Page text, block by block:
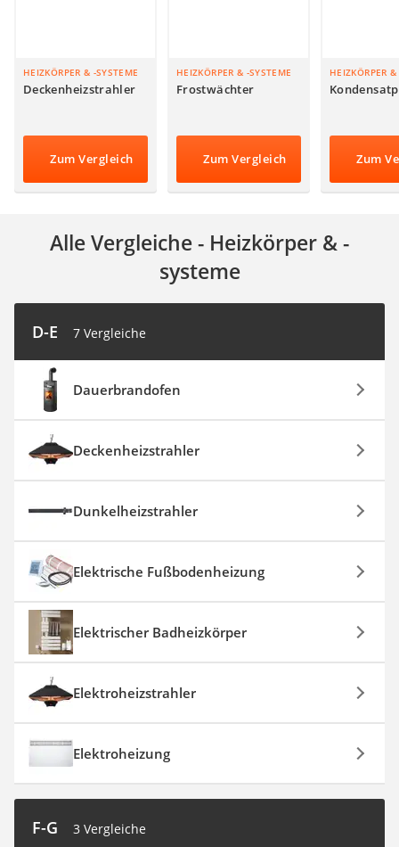
Video-Türsprechanlage
HEIZKÖRPER & -SYSTEME
Deckenheizstrahler
Zum Vergleich
HEIZKÖRPER & -SYSTEME
Frostwächter
Zum Vergleich
HEIZKÖRPER
Zum
Alle Vergleiche - Heizkörper & -
systeme
D-E 7 Vergleiche
Dauerbrandofen
Deckenheizstrahler
Dunkelheizstrahler
Elektrische Fußbodenheizung
Elektrischer Badheizkörper
Elektroheizstrahler
Elektroheizung
F-G 3 Vergleiche